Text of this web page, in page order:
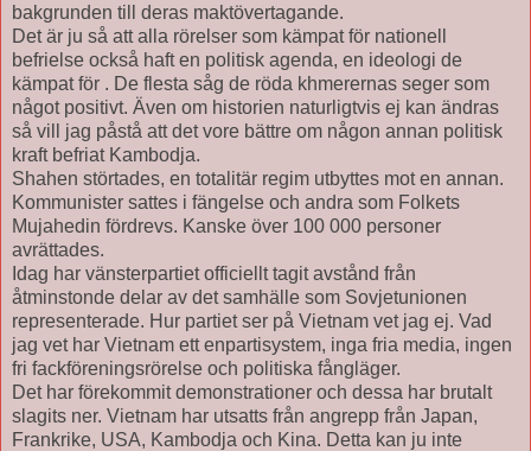
bakgrunden till deras maktövertagande.
Det är ju så att alla rörelser som kämpat för nationell
befrielse också haft en politisk agenda, en ideologi de
kämpat för . De flesta såg de röda khmerernas seger som
något positivt. Även om historien naturligtvis ej kan ändras
så vill jag påstå att det vore bättre om någon annan politisk
kraft befriat Kambodja.
Shahen störtades, en totalitär regim utbyttes mot en annan.
Kommunister sattes i fängelse och andra som Folkets
Mujahedin fördrevs. Kanske över 100 000 personer
avrättades.
Idag har vänsterpartiet officiellt tagit avstånd från
åtminstonde delar av det samhälle som Sovjetunionen
representerade. Hur partiet ser på Vietnam vet jag ej. Vad
jag vet har Vietnam ett enpartisystem, inga fria media, ingen
fri fackföreningsrörelse och politiska fångläger.
Det har förekommit demonstrationer och dessa har brutalt
slagits ner. Vietnam har utsatts från angrepp från Japan,
Frankrike, USA, Kambodja och Kina. Detta kan ju inte